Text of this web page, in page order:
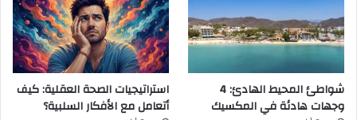
شواطئ المحيط الهادئ: 4
وجهات هادئة في المكسيك
استراتيجيات الصحة العقلية: كيف
أتعامل مع الأفكار السلبية؟